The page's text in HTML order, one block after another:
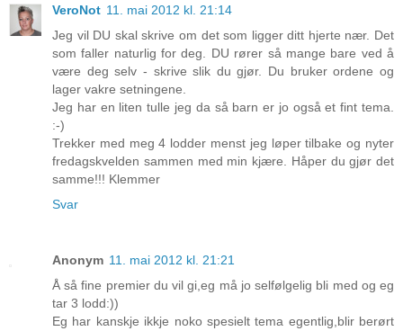
VeroNot 11. mai 2012 kl. 21:14
Jeg vil DU skal skrive om det som ligger ditt hjerte nær. Det
som faller naturlig for deg. DU rører så mange bare ved å
være deg selv - skrive slik du gjør. Du bruker ordene og
lager vakre setningene.
Jeg har en liten tulle jeg da så barn er jo også et fint tema.
:-)
Trekker med meg 4 lodder menst jeg løper tilbake og nyter
fredagskvelden sammen med min kjære. Håper du gjør det
samme!!! Klemmer
Svar
Anonym 11. mai 2012 kl. 21:21
Å så fine premier du vil gi,eg må jo selfølgelig bli med og eg
tar 3 lodd:))
Eg har kanskje ikkje noko spesielt tema egentlig,blir berørt